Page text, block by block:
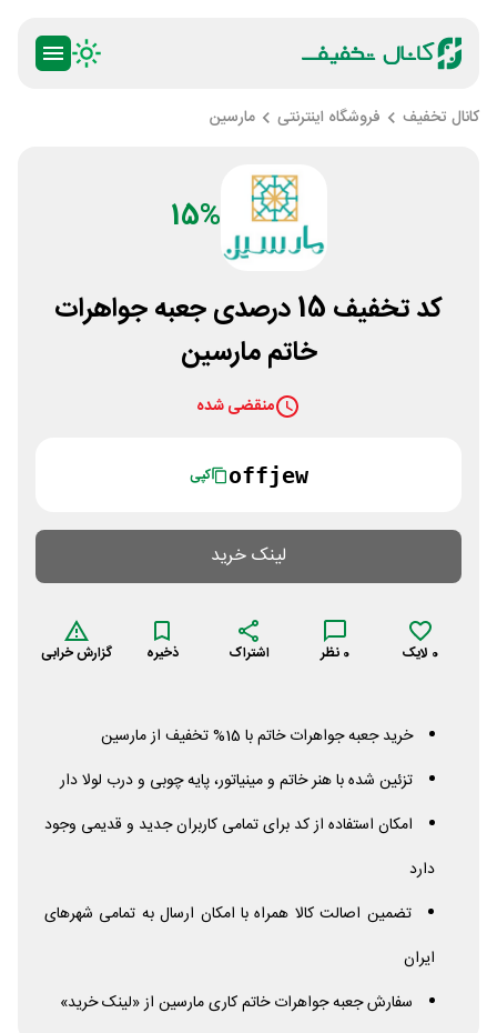
کانال تخفیف فروشگاه اینترنتی مارسین
15%
کد تخفیف 15 درصدی جعبه جواهرات
خاتم مارسین
منقضی شده
offjew کپی
لینک خرید
0 لایک 0 نظر اشتراک ذخیره گزارش خرابی
خرید جعبه جواهرات خاتم با 15% تخفیف از مارسین
تزئین شده با هنر خاتم و مینیاتور، پایه چوبی و درب لولا دار
امکان استفاده از کد برای تمامی کاربران جدید و قدیمی وجود
دارد
تضمین اصالت کالا همراه با امکان ارسال به تمامی شهرهای
ایران
سفارش جعبه جواهرات خاتم کاری مارسین از «لینک خرید»